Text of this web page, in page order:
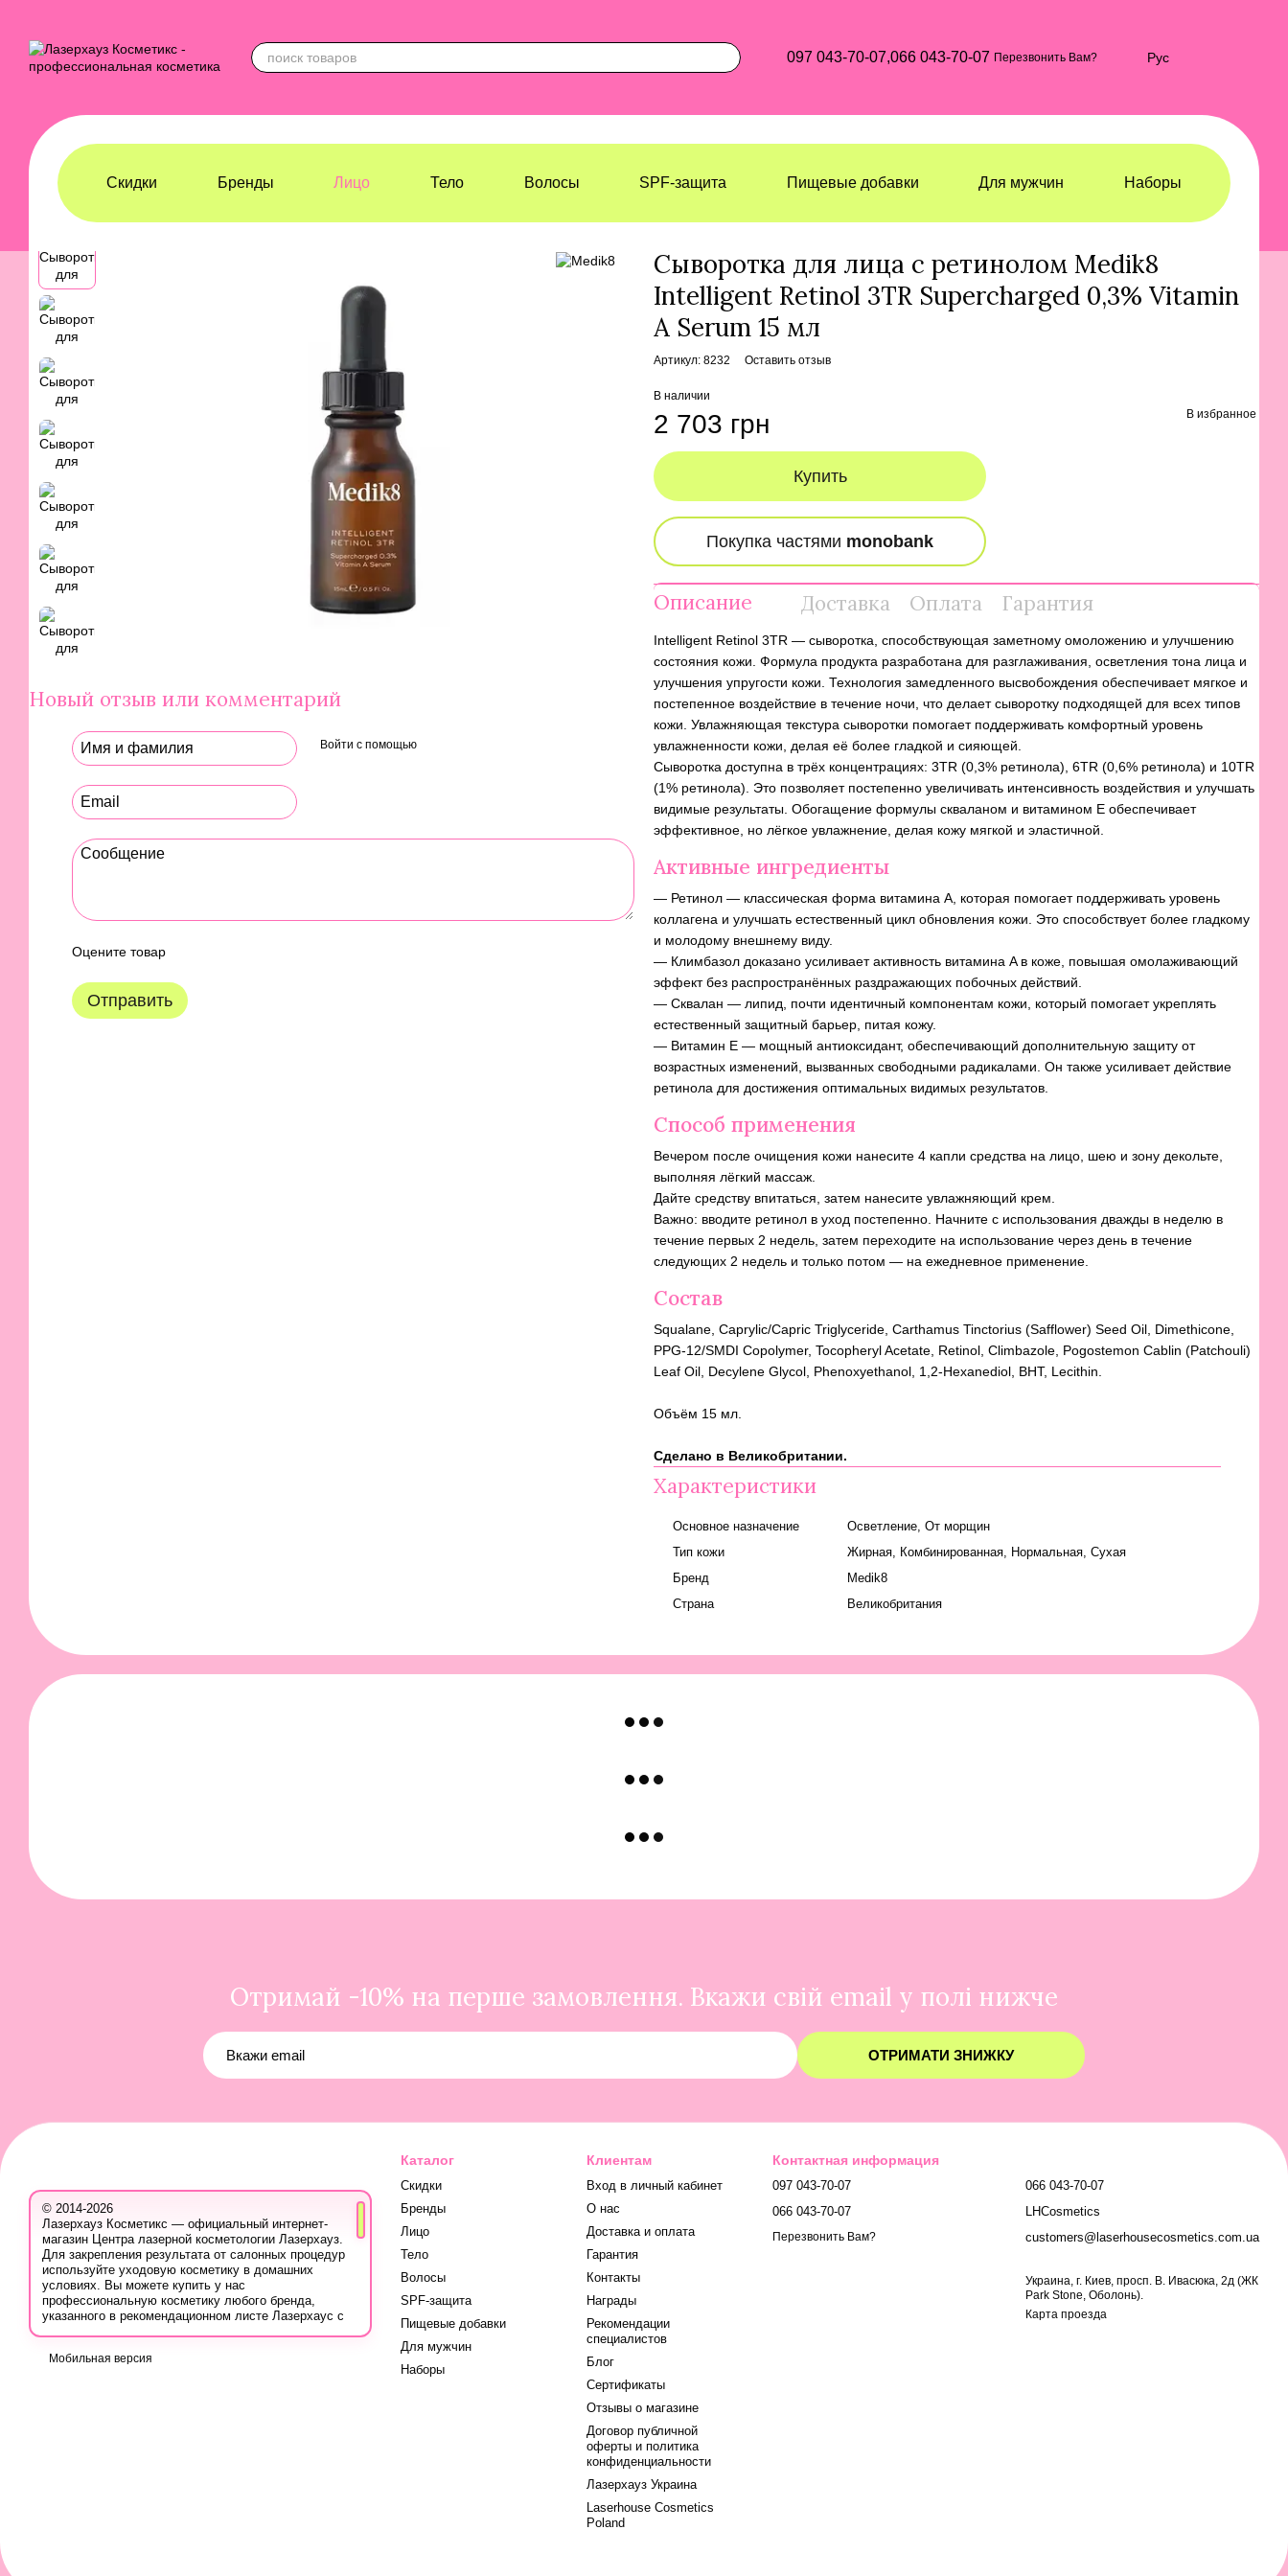
097 043-70-07,066 043-70-07 Перезвонить Вам? Рус
Скидки Бренды Лицо Тело Волосы SPF-защита Пищевые добавки Для мужчин Наборы
Новый отзыв или комментарий
Войти с помощью
Оцените товар
Отправить
Сыворотка для лица с ретинолом Medik8
Intelligent Retinol 3TR Supercharged 0,3% Vitamin
A Serum 15 мл
Артикул: 8232 Оставить отзыв
2 703 грн
В наличии
В избранное
Купить
Доставка Оплата Гарантия
Описание
Intelligent Retinol 3TR — сыворотка, способствующая заметному омоложению и улучшению
состояния кожи. Формула продукта разработана для разглаживания, осветления тона лица и
улучшения упругости кожи. Технология замедленного высвобождения обеспечивает мягкое и
постепенное воздействие в течение ночи, что делает сыворотку подходящей для всех типов
кожи. Увлажняющая текстура сыворотки помогает поддерживать комфортный уровень
увлажненности кожи, делая её более гладкой и сияющей.
Сыворотка доступна в трёх концентрациях: 3TR (0,3% ретинола), 6TR (0,6% ретинола) и 10TR
(1% ретинола). Это позволяет постепенно увеличивать интенсивность воздействия и улучшать
видимые результаты. Обогащение формулы скваланом и витамином E обеспечивает
эффективное, но лёгкое увлажнение, делая кожу мягкой и эластичной.
Активные ингредиенты
— Ретинол — классическая форма витамина A, которая помогает поддерживать уровень
коллагена и улучшать естественный цикл обновления кожи. Это способствует более гладкому
и молодому внешнему виду.
— Климбазол доказано усиливает активность витамина A в коже, повышая омолаживающий
эффект без распространённых раздражающих побочных действий.
— Сквалан — липид, почти идентичный компонентам кожи, который помогает укреплять
естественный защитный барьер, питая кожу.
— Витамин E — мощный антиоксидант, обеспечивающий дополнительную защиту от
возрастных изменений, вызванных свободными радикалами. Он также усиливает действие
ретинола для достижения оптимальных видимых результатов.
Способ применения
Вечером после очищения кожи нанесите 4 капли средства на лицо, шею и зону декольте,
выполняя лёгкий массаж.
Дайте средству впитаться, затем нанесите увлажняющий крем.
Важно: вводите ретинол в уход постепенно. Начните с использования дважды в неделю в
течение первых 2 недель, затем переходите на использование через день в течение
следующих 2 недель и только потом — на ежедневное применение.
Состав
Squalane, Caprylic/Capric Triglyceride, Carthamus Tinctorius (Safflower) Seed Oil, Dimethicone,
PPG-12/SMDI Copolymer, Tocopheryl Acetate, Retinol, Climbazole, Pogostemon Cablin (Patchouli)
Leaf Oil, Decylene Glycol, Phenoxyethanol, 1,2-Hexanediol, BHT, Lecithin.
Объём 15 мл.
Сделано в Великобритании.
Характеристики
Основное назначение
Осветление, От морщин
Тип кожи
Жирная, Комбинированная, Нормальная, Сухая
Бренд
Medik8
Страна
Великобритания
Отримай -10% на перше замовлення. Вкажи свій email у полі нижче
ОТРИМАТИ ЗНИЖКУ
© 2014-2026
Лазерхауз Косметикс — официальный интернет-
магазин Центра лазерной косметологии Лазерхауз.
Для закрепления результата от салонных процедур
используйте уходовую косметику в домашних
условиях. Вы можете купить у нас
профессиональную косметику любого бренда,
указанного в рекомендационном листе Лазерхаус с
Лазер Хауз к косметологу, дерматологу, трихологу
Мобильная версия
Каталог
Скидки
Бренды
Лицо
Тело
Волосы
SPF-защита
Пищевые добавки
Для мужчин
Наборы
Клиентам
Вход в личный кабинет
О нас
Доставка и оплата
Гарантия
Контакты
Награды
Рекомендации
специалистов
Блог
Сертификаты
Отзывы о магазине
Договор публичной
оферты и политика
конфиденциальности
Лазерхауз Украина
Laserhouse Cosmetics
Poland
Контактная информация
097 043-70-07
066 043-70-07
Перезвонить Вам?
066 043-70-07
LHCosmetics
customers@laserhousecosmetics.com.ua
Украина, г. Киев, просп. В. Ивасюка, 2д (ЖК
Park Stone, Оболонь).
Карта проезда